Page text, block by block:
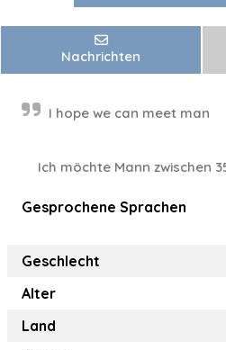
Nachrichten
I hope we can meet man
Ich möchte Mann zwischen
Gesprochene Sprachen
Geschlecht
Alter
Land